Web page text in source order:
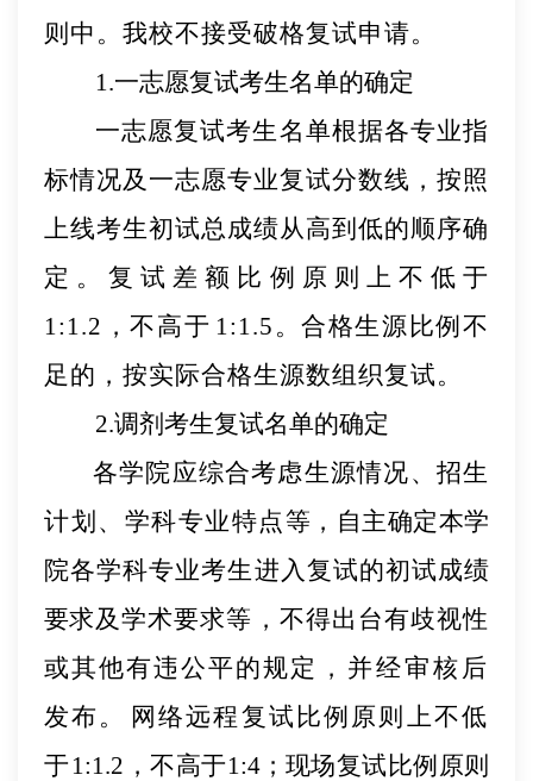
则中。我校不接受破格复试申请。
1.一志愿复试考生名单的确定
一志愿复试考生名单根据各专业指
标情况及一志愿专业复试分数线，按照
上线考生初试总成绩从高到低的顺序确
定。复试差额比例原则
上不低于
1:1.2 ，不高于 1:1.5 。合格生源比例不
足的，按实际合格生源数组织复试。
2.调剂考生复试名单的确定
各学院应综合考虑生源情况、招生
计划、学科专业特点等，自主确定本学
院各学科专业考生进入复试的初试成绩
要求及学术要求等 ， 不得出台有歧视性
或其他有违公平的规定，并经审核后
发布。
网络远程复试比例原则上不低
于1:1.2 ，不高于1:4； 现场复试比例原则